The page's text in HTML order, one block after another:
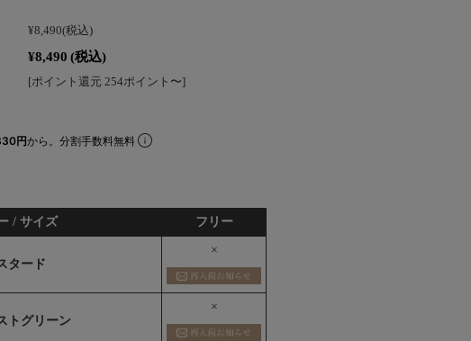
¥8,490(税込)
¥8,490 (税込)
[ポイント還元 254ポイント〜]
円から。分割手数料無料
/ サイズ フリー
タード
×
トグリーン
×